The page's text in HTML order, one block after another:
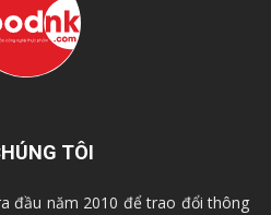
TÔI
đầu năm 2010 để trao đổi thông